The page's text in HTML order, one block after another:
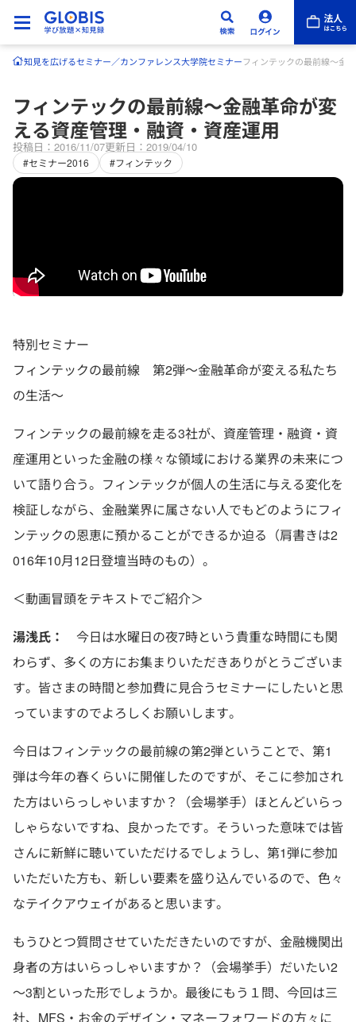
知見を広げるセミナー／カンファレンス大学院セミナーフィンテックの最前線～金
フィンテックの最前線～金融革命が変
える資産管理・融資・資産運用
投稿日：2016/11/07更新日：2019/04/10
#セミナー2016 #フィンテック
特別セミナー
フィンテックの最前線 第2弾～金融革命が変える私たち
の生活～
フィンテックの最前線を走る3社が、資産管理・融資・資
産運用といった金融の様々な領域における業界の未来につ
いて語り合う。フィンテックが個人の生活に与える変化を
検証しながら、金融業界に属さない人でもどのようにフィ
ンテックの恩恵に預かることができるか迫る（肩書きは2
016年10月12日登壇当時のもの）。
＜動画冒頭をテキストでご紹介＞
湯浅氏： 今日は水曜日の夜7時という貴重な時間にも関
わらず、多くの方にお集まりいただきありがとうございま
す。皆さまの時間と参加費に見合うセミナーにしたいと思
っていますのでよろしくお願いします。
今日はフィンテックの最前線の第2弾ということで、第1
弾は今年の春くらいに開催したのですが、そこに参加され
た方はいらっしゃいますか？（会場挙手）ほとんどいらっ
しゃらないですね、良かったです。そういった意味では皆
さんに新鮮に聴いていただけるでしょうし、第1弾に参加
いただいた方も、新しい要素を盛り込んでいるので、色々
なテイクアウェイがあると思います。
もうひとつ質問させていただきたいのですが、金融機関出
身者の方はいらっしゃいますか？（会場挙手）だいたい2
～3割といった形でしょうか。最後にもう１問、今回は三
社、MFS・お金のデザイン・マネーフォワードの方々に